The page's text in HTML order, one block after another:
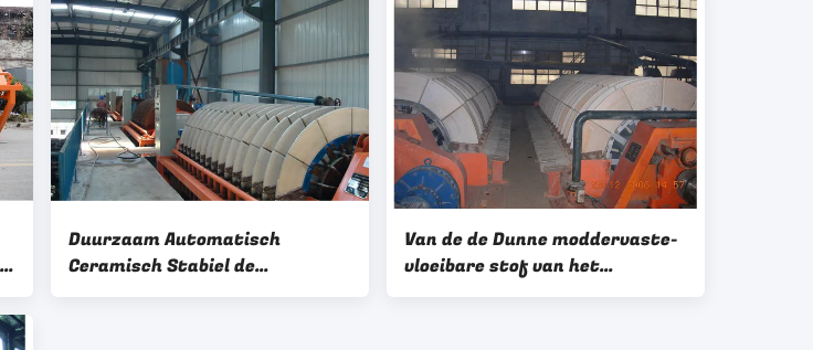
Duurzaam Automatisch
Ceramisch Stabiel de
Prestaties Duidelijk Filtraat
Van de de Dunne moddervaste-
vloeibare stof van het
mijnbouwerts van het de